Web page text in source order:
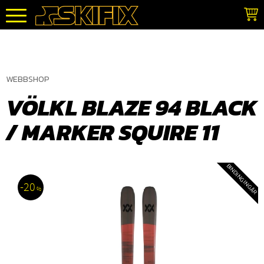
Meny
WEBBSHOP
VÖLKL BLAZE 94 BLACK
/ MARKER SQUIRE 11
20 % BINDING INGÅR